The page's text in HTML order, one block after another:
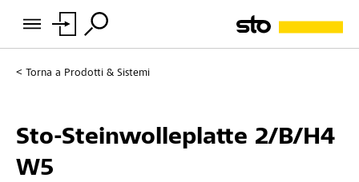
Torna a Prodotti & Sistemi
Sto-Steinwolleplatte 2/B/H4
W5